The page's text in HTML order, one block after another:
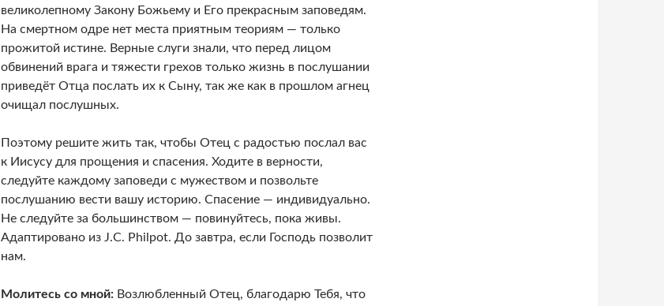
великолепному Закону Божьему и Его прекрасным заповедям.
На смертном одре нет места приятным теориям — только
прожитой истине. Верные слуги знали, что перед лицом
обвинений врага и тяжести грехов только жизнь в послушании
приведёт Отца послать их к Сыну, так же как в прошлом агнец
очищал послушных.
Поэтому решите жить так, чтобы Отец с радостью послал вас
к Иисусу для прощения и спасения. Ходите в верности,
следуйте каждому заповеди с мужеством и позвольте
послушанию вести вашу историю. Спасение — индивидуально.
Не следуйте за большинством — повинуйтесь, пока живы.
Адаптировано из J.C. Philpot. До завтра, если Господь позволит
нам.
Молитесь со мной: Возлюбленный Отец, благодарю Тебя, что